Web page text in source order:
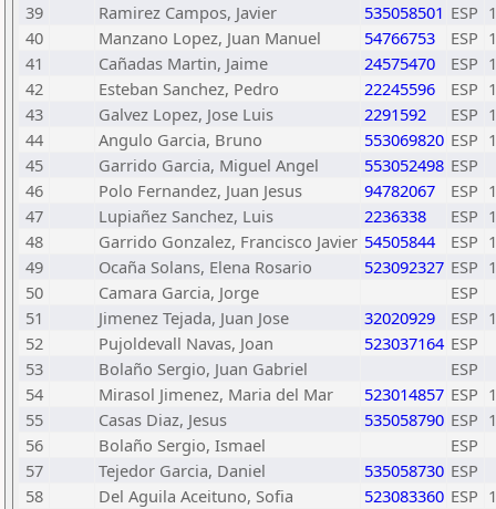
39
Ramirez Campos, Javier 535058501 ESP
40
Manzano Lopez, Juan Manuel 54766753 ESP
41
Cañadas Martin, Jaime 24575470 ESP
42
Esteban Sanchez, Pedro 22245596 ESP
43
Galvez Lopez, Jose Luis 2291592 ESP
44
Angulo Garcia, Bruno 553069820 ESP
45
Garrido Garcia, Miguel Angel 553052498 ESP
46
Polo Fernandez, Juan Jesus 94782067 ESP
47
Lupiañez Sanchez, Luis 2236338 ESP
48
Garrido Gonzalez, Francisco Javier 54505844 ESP
49
Ocaña Solans, Elena Rosario 523092327 ESP
50
Camara Garcia, Jorge
ESP
51
Jimenez Tejada, Juan Jose 32020929 ESP
52
Pujoldevall Navas, Joan 523037164 ESP
53
Bolaño Sergio, Juan Gabriel
ESP
54
Mirasol Jimenez, Maria del Mar 523014857 ESP
55
Casas Diaz, Jesus 535058790 ESP
56
Bolaño Sergio, Ismael
ESP
57
Tejedor Garcia, Daniel 535058730 ESP
58
Del Aguila Aceituno, Sofia 523083360 ESP